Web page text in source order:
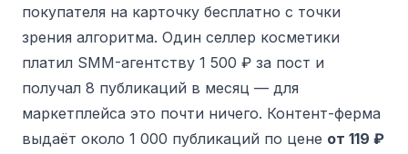
покупателя на карточку бесплатно с точки
зрения алгоритма. Один селлер косметики
платил SMM-агентству 1 500 ₽ за пост и
получал 8 публикаций в месяц — для
маркетплейса это почти ничего. Контент-ферма
выдаёт около 1 000 публикаций по цене от 119 ₽